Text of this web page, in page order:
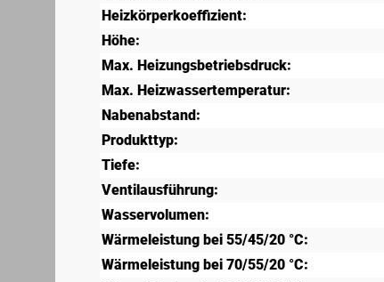
Heizkörperkoeffizient:
Höhe:
Max. Heizungsbetriebsdruck:
Max. Heizwassertemperatur:
Nabenabstand:
Produkttyp:
Tiefe:
Ventilausführung:
Wasservolumen:
Wärmeleistung bei 55/45/20 °C:
Wärmeleistung bei 70/55/20 °C: